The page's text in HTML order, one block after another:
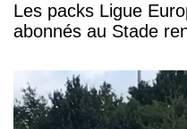
Les packs Ligue
abonnés au Stade